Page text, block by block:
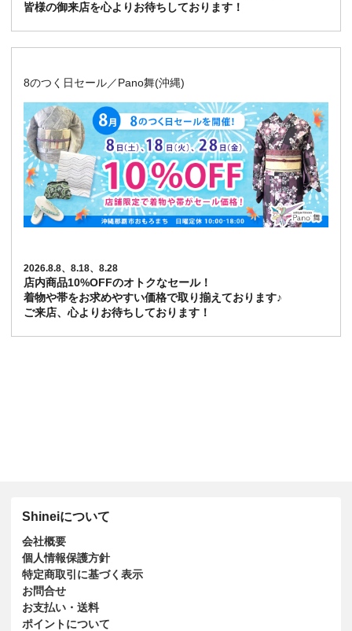
皆様の御来店を心よりお待ちしております！
8のつく日セール／Pano舞(沖縄)
2026.8.8、8.18、8.28
店内商品10%OFFのオトクなセール！
着物や帯をお求めやすい価格で取り揃えております♪
ご来店、心よりお待ちしております！
Shineiについて
会社概要
個人情報保護方針
特定商取引に基づく表示
お問合せ
お支払い・送料
ポイントについて